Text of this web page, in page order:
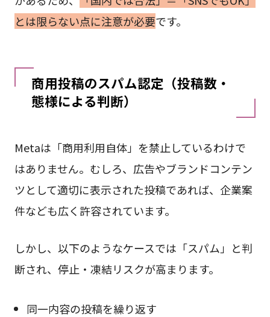
とは限らない点に注意が必要です。
商用投稿のスパム認定（投稿数・
態様による判断）
Metaは「商用利用自体」を禁止しているわけで
はありません。むしろ、広告やブランドコンテン
ツとして適切に表示された投稿であれば、企業案
件なども広く許容されています。
しかし、以下のようなケースでは「スパム」と判
断され、停止・凍結リスクが高まります。
同一内容の投稿を繰り返す